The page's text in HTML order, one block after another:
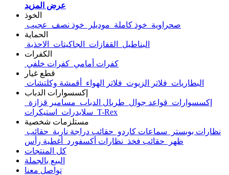
عرض المزيد
الخوذ
صحراوية خوذ كاملة موديلر خوذ نصف
عجيب
الحماية
البناطيل
القفازات الجاكيتات
الاحذية
الكفرات
كفرات أمامي كفرات خلفي
قطع غيار
البطاريات فلاتر الزيوت فلاتر الهواء
أقمشة وكلتشات
إكسسوارات الدباب
إكسسوارات قواعد جوال طربال الدباب مسامير قزازة
سلايدرات T-Rex
مستلزمات شخصية
نظارات بوبستر
سماعات كاردو حقائب دراجة نارية حقائب
ظهر
حقائب فخذ نظارات أكسفورد
أغطية رأس
كل المنتجات
البيع بالجملة
تواصل معنا